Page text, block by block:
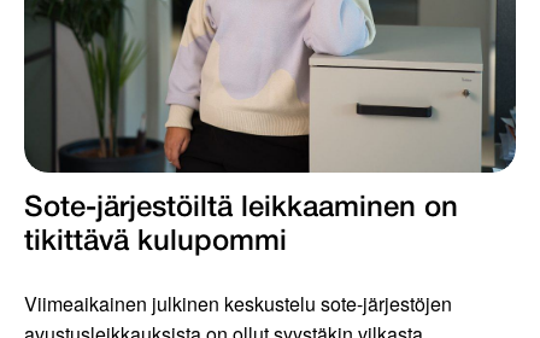
Sote-järjestöiltä leikkaaminen on
tikittävä kulupommi
Viimeaikainen julkinen keskustelu sote-järjestöjen